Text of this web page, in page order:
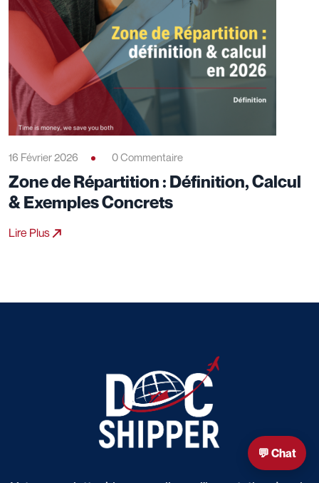
16 Février 2026 0 Commentaire
Zone de Répartition : Définition, Calcul
& Exemples Concrets
Lire Plus
💬 Chat